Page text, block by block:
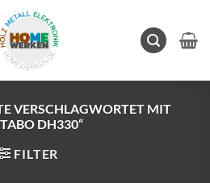
VERSCHLAGWORTET MIT
DH330“
FILTER